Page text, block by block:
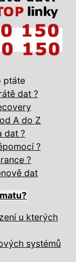
ptáte
dat ?
A do Z
dat ?
?
?
dat
u kterých
systémů